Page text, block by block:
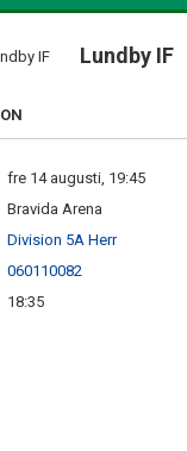
Lundby IF
fre 14 augusti, 19:45
Bravida Arena
Division 5A Herr
060110082
18:35